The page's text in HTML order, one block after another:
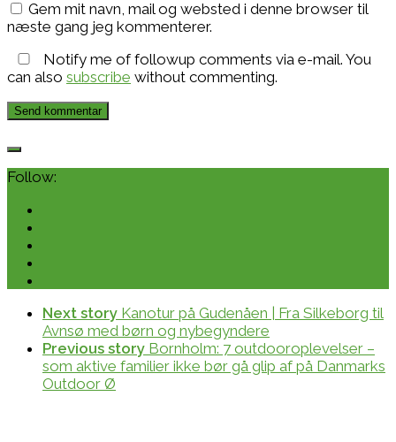
Gem mit navn, mail og websted i denne browser til
næste gang jeg kommenterer.
Notify me of followup comments via e-mail. You
can also subscribe without commenting.
Follow:
Next story Kanotur på Gudenåen | Fra Silkeborg til
Avnsø med børn og nybegyndere
Previous story Bornholm: 7 outdooroplevelser –
som aktive familier ikke bør gå glip af på Danmarks
Outdoor Ø